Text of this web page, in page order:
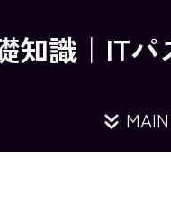
知識｜IT